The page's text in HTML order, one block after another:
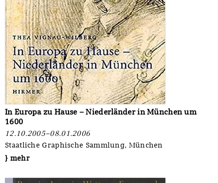
In Europa zu Hause – Niederländer in München um
1600
12.10.2005–08.01.2006
Staatliche Graphische Sammlung, München
} mehr